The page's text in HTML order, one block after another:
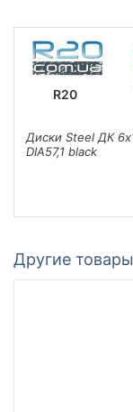
R20
Диски Steel ДК
DIA57,1 black
Другие